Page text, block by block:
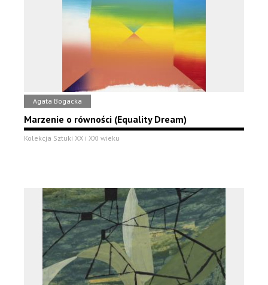
Agata Bogacka
Marzenie o równości (Equality Dream)
Kolekcja Sztuki XX i XXI wieku